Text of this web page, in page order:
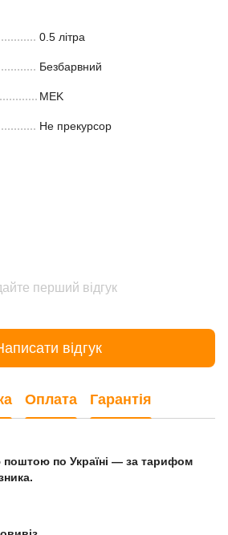
0.5 літра
Безбарвний
MEK
Не прекурсор
перший відгук
відгук
Оплата Гарантія
по Україні — за тарифом